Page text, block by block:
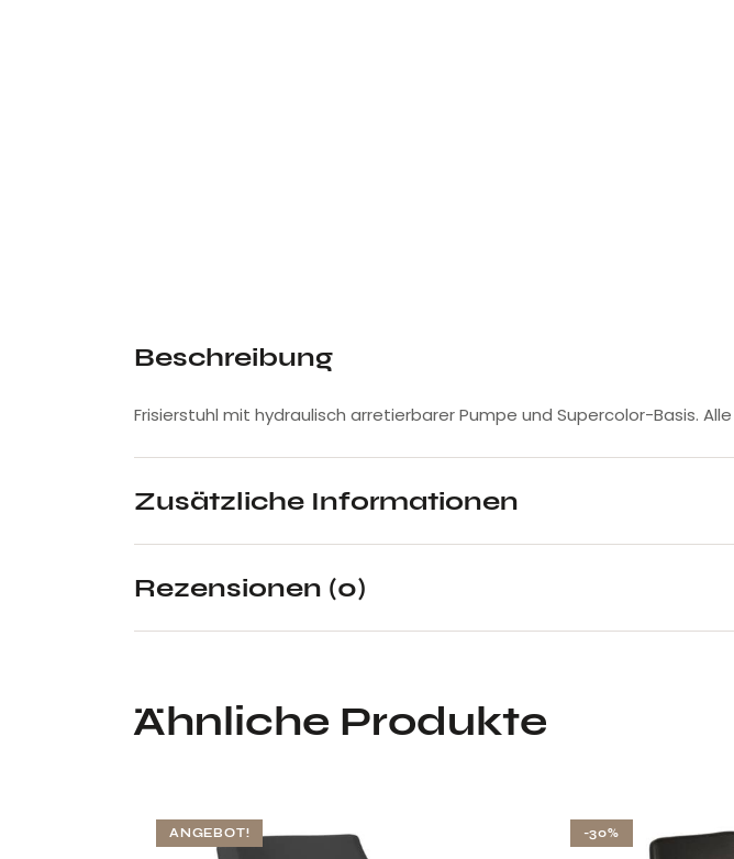
Beschreibung
Frisierstuhl mit hydraulisch arretierbarer Pumpe und Supercolor-Basis.
Zusätzliche Informationen
Rezensionen (0)
Ähnliche Produkte
ANGEBOT! -30%